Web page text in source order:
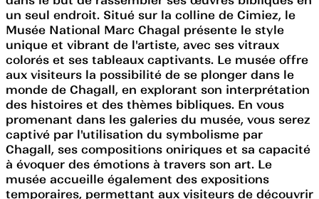
un seul endroit. Situé sur la colline de Cimiez, le
Musée National Marc Chagal présente le style
unique et vibrant de l'artiste, avec ses vitraux
colorés et ses tableaux captivants. Le musée offre
aux visiteurs la possibilité de se plonger dans le
monde de Chagall, en explorant son interprétation
des histoires et des thèmes bibliques. En vous
promenant dans les galeries du musée, vous serez
captivé par l'utilisation du symbolisme par
Chagall, ses compositions oniriques et sa capacité
à évoquer des émotions à travers son art. Le
musée accueille également des expositions
temporaires, permettant aux visiteurs de découvrir